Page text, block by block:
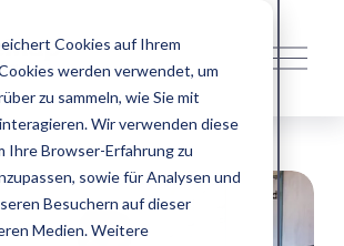
Cookies auf Ihrem
werden verwendet, um
zu sammeln, wie Sie mit
Wir verwenden diese
Ihre Browser-Erfahrung zu
sowie für Analysen und
Besuchern auf dieser
Medien. Weitere
M
e
f